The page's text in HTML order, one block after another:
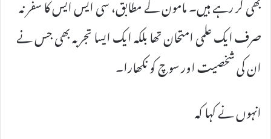
صرف ایک علمی امتحان تھا بلکہ ایک ایسا تجربہ بھی جس نے
ان کی شخصیت اور سوچ کو نکھارا۔
انہوں نے کہا کہ